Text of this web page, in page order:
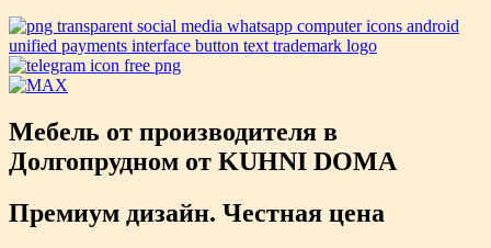
Мебель от производителя в
Долгопрудном от KUHNI DOMA
Премиум дизайн. Честная цена